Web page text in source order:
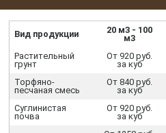
Вид продукции
20 м3 - 100
м3
Растительный
грунт
От 920 руб.
за куб
Торфяно-
песчаная смесь
От 840 руб.
за куб
Суглинистая
почва
От 920 руб.
за куб